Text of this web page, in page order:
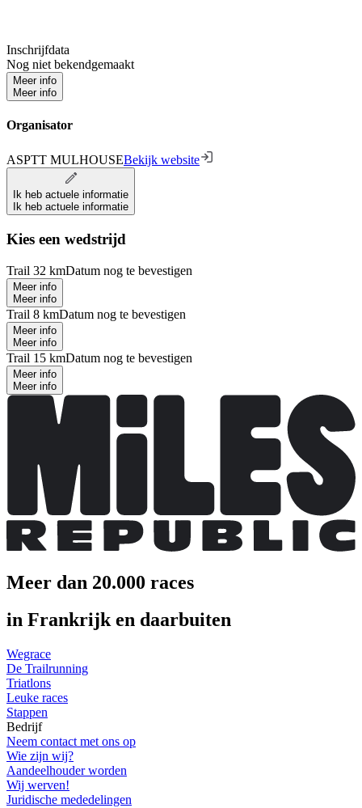
Inschrijfdata
Nog niet bekendgemaakt
Meer info
Meer info
Organisator
ASPTT MULHOUSEBekijk website
Ik heb actuele informatie
Ik heb actuele informatie
Kies een wedstrijd
Trail 32 kmDatum nog te bevestigen
Meer info
Meer info
Trail 8 kmDatum nog te bevestigen
Meer info
Meer info
Trail 15 kmDatum nog te bevestigen
Meer info
Meer info
Meer dan 20.000 races
in Frankrijk en daarbuiten
Wegrace
De Trailrunning
Triatlons
Leuke races
Stappen
Bedrijf
Neem contact met ons op
Wie zijn wij?
Aandeelhouder worden
Wij werven!
Juridische mededelingen